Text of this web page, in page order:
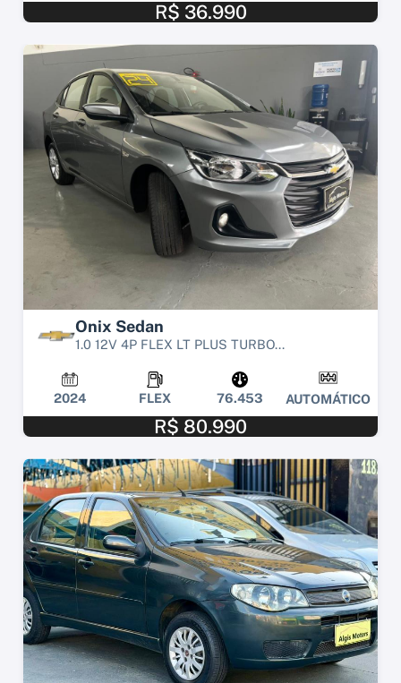
R$ 36.990
Onix Sedan
1.0 12V 4P FLEX LT PLUS TURBO...
2024 FLEX 76.453 AUTOMÁTICO
R$ 80.990